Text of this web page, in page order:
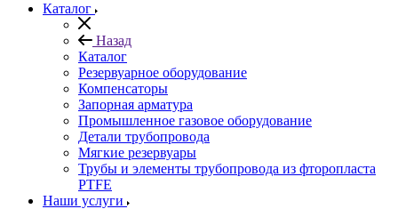
Каталог
Назад
Каталог
Резервуарное оборудование
Компенсаторы
Запорная арматура
Промышленное газовое оборудование
Детали трубопровода
Мягкие резервуары
Трубы и элементы трубопровода из фторопласта
PTFE
Наши услуги